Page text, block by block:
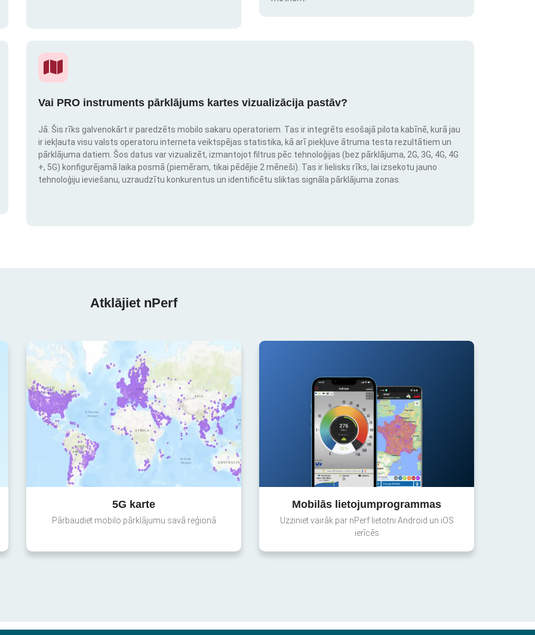
Vai PRO instruments pārklājums kartes vizualizācija pastāv?
Jā. Šis rīks galvenokārt ir paredzēts mobilo sakaru operatoriem. Tas ir integrēts esošajā pilota kabīnē, kurā jau
ir iekļauta visu valsts operatoru interneta veiktspējas statistika, kā arī piekļuve ātruma testa rezultātiem un
pārklājuma datiem. Šos datus var vizualizēt, izmantojot filtrus pēc tehnoloģijas (bez pārklājuma, 2G, 3G, 4G, 4G
+, 5G) konfigurējamā laika posmā (piemēram, tikai pēdējie 2 mēneši). Tas ir lielisks rīks, lai izsekotu jauno
tehnoloģiju ieviešanu, uzraudzītu konkurentus un identificētu sliktas signāla pārklājuma zonas.
Atklājiet nPerf
5G karte
Pārbaudiet mobilo pārklājumu savā reģionā
Mobilās lietojumprogrammas
Uzziniet vairāk par nPerf lietotni Android un iOS
ierīcēs